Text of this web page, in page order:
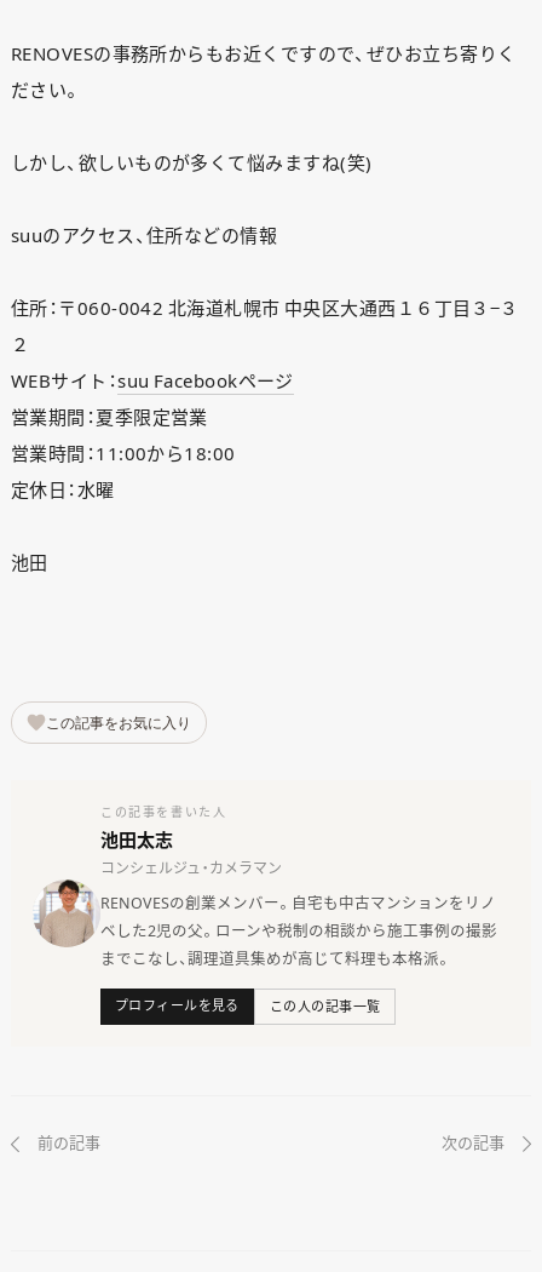
RENOVESの事務所からもお近くですので、ぜひお立ち寄りく
ださい。
しかし、欲しいものが多くて悩みますね(笑)
suuのアクセス、住所などの情報
住所：〒060-0042 北海道札幌市 中央区大通西１６丁目３−３
２
WEBサイト：suu Facebookページ
営業期間：夏季限定営業
営業時間：11:00から18:00
定休日：水曜
池田
この記事をお気に入り
この記事を書いた人
池田太志
コンシェルジュ・カメラマン
RENOVESの創業メンバー。自宅も中古マンションをリノ
ベした2児の父。ローンや税制の相談から施工事例の撮影
までこなし、調理道具集めが高じて料理も本格派。
プロフィールを見る この人の記事一覧
前の記事 次の記事